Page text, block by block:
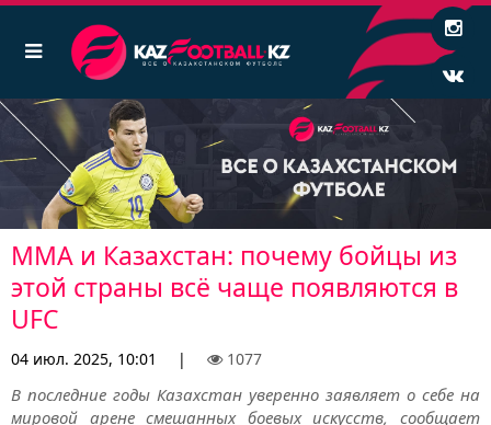
ММА и Казахстан: почему бойцы из
этой страны всё чаще появляются в
UFC
04 июл. 2025, 10:01 | 1077
В последние годы Казахстан уверенно заявляет о себе на
мировой арене смешанных боевых искусств, сообщает